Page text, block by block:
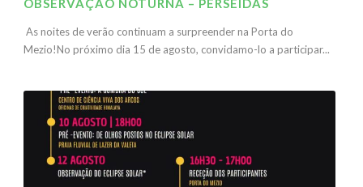
OBSERVAÇÃO NOTURNA – PERSEIDAS
As noites de verão continuam a surpreender na Porta do
Mezio!No próximo dia 15 de agosto, convidamo-lo a participar...